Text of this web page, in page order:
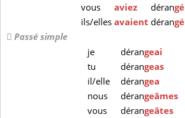
vous
aviez dérangé
ils/elles avaient dérangé
Passé simple
je
dérangeai
tu
dérangeas
il/elle
dérangea
nous
dérangeâmes
vous
dérangeâtes